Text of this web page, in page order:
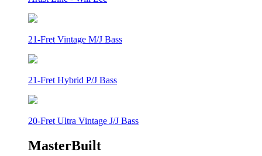
21-Fret Vintage M/J Bass
21-Fret Hybrid P/J Bass
20-Fret Ultra Vintage J/J Bass
MasterBuilt